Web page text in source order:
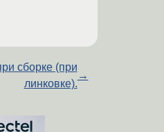
сборке (при
линковке).
→